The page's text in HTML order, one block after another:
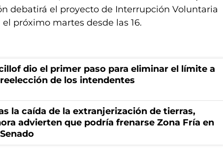
debatirá el proyecto de Interrupción Voluntaria
próximo martes desde las 16.
dio el primer paso para eliminar el límite a
de los intendentes
la caída de la extranjerización de tierras,
advierten que podría frenarse Zona Fría en